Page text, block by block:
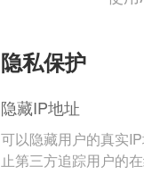
隐私保护
隐藏IP地址
可以隐藏用户的真实
止第三方追踪用户的在